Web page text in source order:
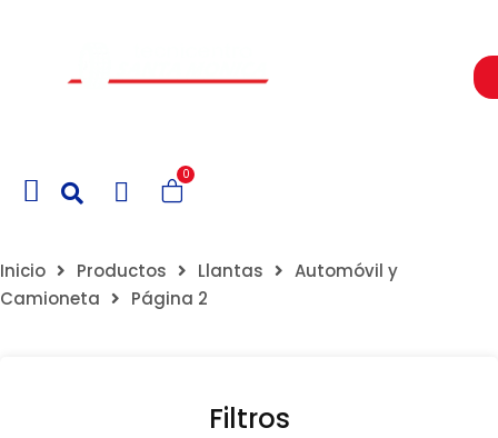
0
Inicio Productos Llantas
Automóvil y
Camioneta
Página 2
Filtros